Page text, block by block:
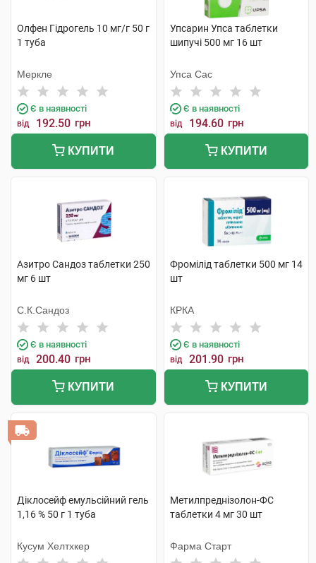
Олфен Гідрогель 10 мг/г 50 г
1 туба
Меркле
Є в наявності
від 192.50 грн
КУПИТИ
Упсарин Упса таблетки
шипучі 500 мг 16 шт
Упса Сас
Є в наявності
від 194.60 грн
КУПИТИ
Азитро Сандоз таблетки 250
мг 6 шт
С.К.Сандоз
Є в наявності
від 200.40 грн
КУПИТИ
Фромілід таблетки 500 мг 14
шт
КРКА
Є в наявності
від 201.90 грн
КУПИТИ
Діклосейф емульсійний гель
1,16 % 50 г 1 туба
Кусум Хелтхкер
Метилпреднізолон-ФС
таблетки 4 мг 30 шт
Фарма Старт